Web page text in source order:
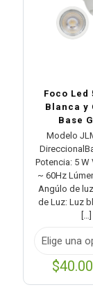
Foco Led
Blanca y
Base
Modelo
Potencia: 5 W
~ 60Hz
Angúlo de
de Luz: Luz
[…]
$40.00